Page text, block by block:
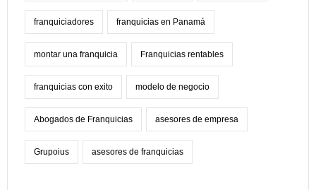
franquiciadores franquicias en Panamá
montar una franquicia Franquicias rentables
franquicias con exito modelo de negocio
Abogados de Franquicias asesores de empresa
Grupoius asesores de franquicias